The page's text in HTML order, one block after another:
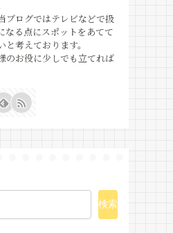
ブログではテレビなどで扱
なる点にスポットをあてて
考えております。
のお役に少しでも立てれば
検索